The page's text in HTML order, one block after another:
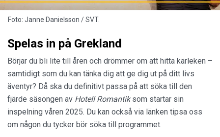
Foto: Janne Danielsson / SVT.
Spelas in på Grekland
Börjar du bli lite till åren och drömmer om att hitta kärleken –
samtidigt som du kan tänka dig att ge dig ut på ditt livs
äventyr? Då ska du definitivt passa på att söka till den
fjärde säsongen av Hotell Romantiksom startar sin
inspelning våren 2025. Du kan också via länken tipsa oss
om någon du tycker bör söka till programmet.